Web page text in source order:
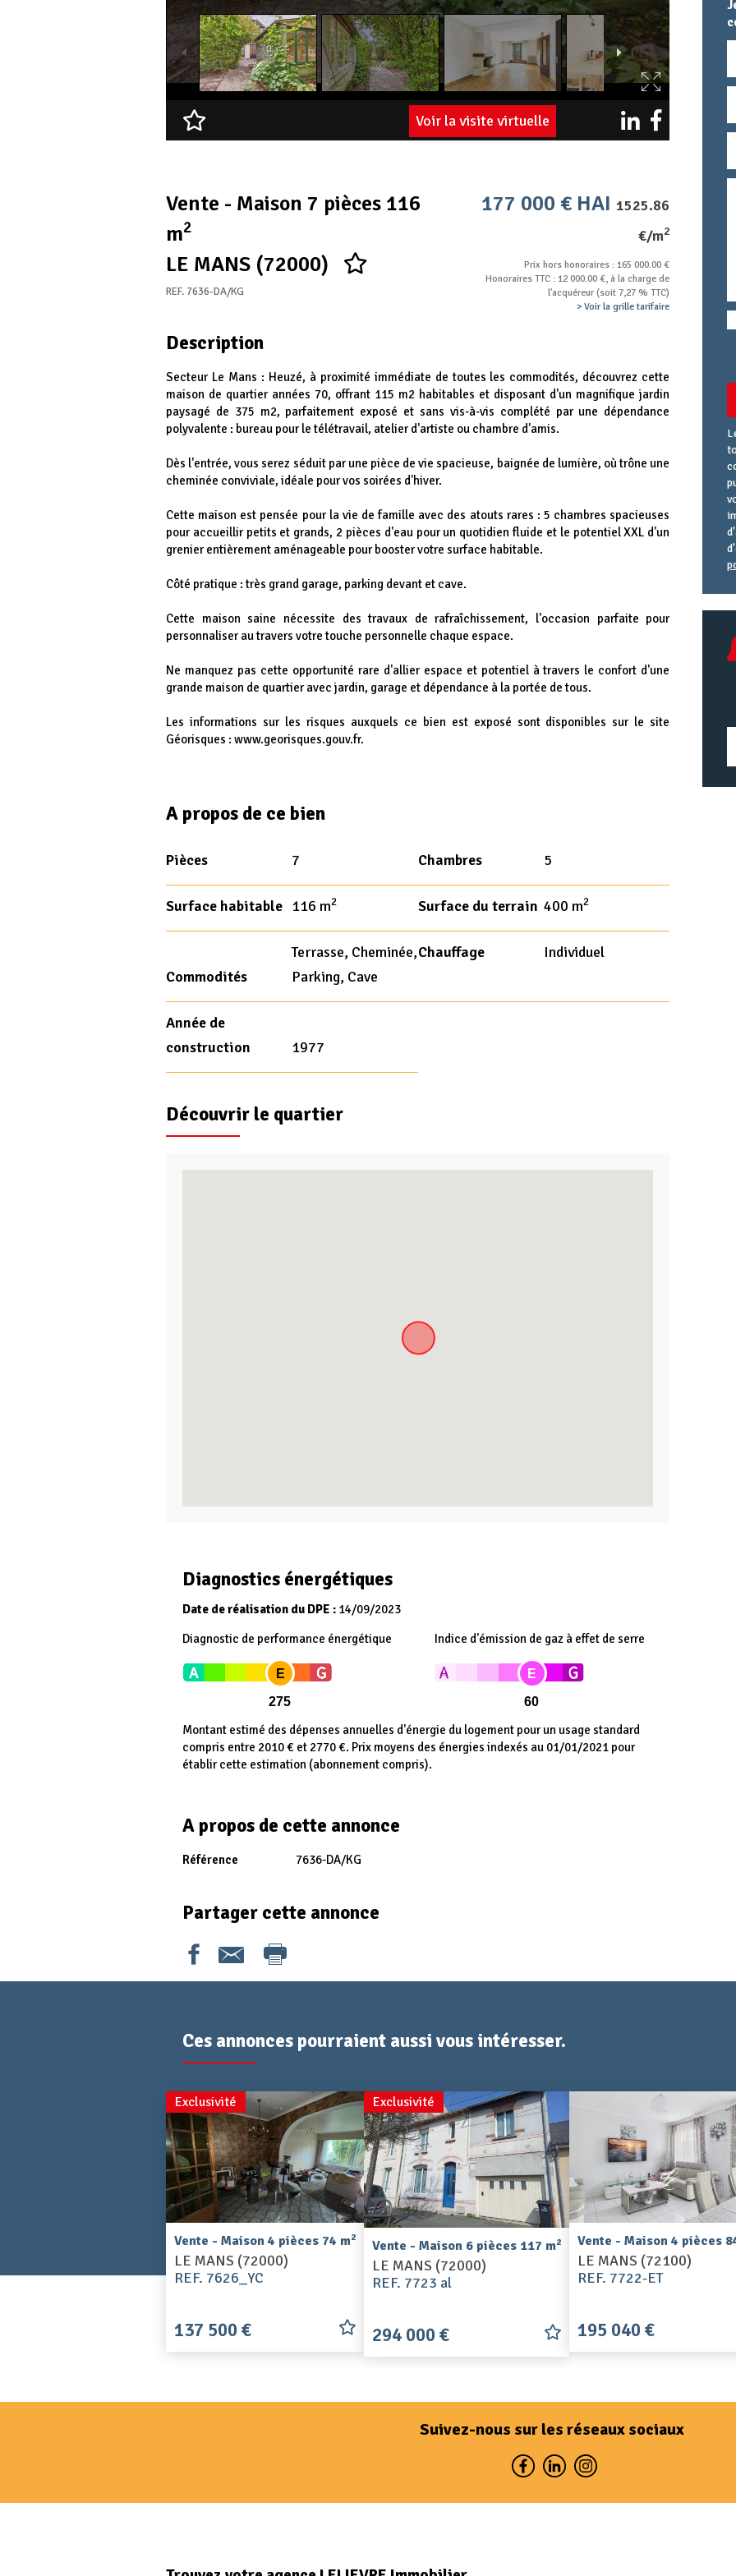
Voir la visite virtuelle
Vente - Maison 7 pièces 116
m2
LE MANS (72000)
REF. 7636-DA/KG
177 000 € HAI1525.86
€/m2
Prix hors honoraires : 165 000.00 €
Honoraires TTC : 12 000.00 €, à la charge de
l'acquéreur (soit 7,27 % TTC)
> Voir la grille tarifaire
Description
Secteur Le Mans : Heuzé, à proximité immédiate de toutes les commodités, découvrez cette
maison de quartier années 70, offrant 115 m2 habitables et disposant d'un magnifique jardin
paysagé de 375 m2, parfaitement exposé et sans vis-à-vis complété par une dépendance
polyvalente : bureau pour le télétravail, atelier d'artiste ou chambre d'amis.
Dès l'entrée, vous serez séduit par une pièce de vie spacieuse, baignée de lumière, où trône une
cheminée conviviale, idéale pour vos soirées d'hiver.
Cette maison est pensée pour la vie de famille avec des atouts rares : 5 chambres spacieuses
pour accueillir petits et grands, 2 pièces d'eau pour un quotidien fluide et le potentiel XXL d'un
grenier entièrement aménageable pour booster votre surface habitable.
Côté pratique : très grand garage, parking devant et cave.
Cette maison saine nécessite des travaux de rafraîchissement, l'occasion parfaite pour
personnaliser au travers votre touche personnelle chaque espace.
Ne manquez pas cette opportunité rare d'allier espace et potentiel à travers le confort d'une
grande maison de quartier avec jardin, garage et dépendance à la portée de tous.
Les informations sur les risques auxquels ce bien est exposé sont disponibles sur le site
Géorisques : www.georisques.gouv.fr.
A propos de ce bien
Pièces 7 Chambres 5
Surface habitable 116 m2 Surface du terrain 400 m2
Commodités
Terrasse, Cheminée,
Parking, Cave
Chauffage Individuel
Année de
construction
1977
Découvrir le quartier
Diagnostics énergétiques
Date de réalisation du DPE : 14/09/2023
Diagnostic de performance énergétique
E
275
Indice d'émission de gaz à effet de serre
E
60
Montant estimé des dépenses annuelles d'énergie du logement pour un usage standard
compris entre 2010 € et 2770 €. Prix moyens des énergies indexés au 01/01/2021 pour
établir cette estimation (abonnement compris).
A propos de cette annonce
Référence 7636-DA/KG
Partager cette annonce
Ces annonces pourraient aussi vous intéresser.
Exclusivité
Vente - Maison 4 pièces 74 m2
LE MANS (72000)
REF. 7626_YC
137 500 €
Exclusivité
Vente - Maison 6 pièces 117 m2
LE MANS (72000)
REF. 7723 al
294 000 €
Vente - Maison 4 pièces
LE MANS (72100)
REF. 7722-ET
195 040 €
Suivez-nous sur les réseaux sociaux